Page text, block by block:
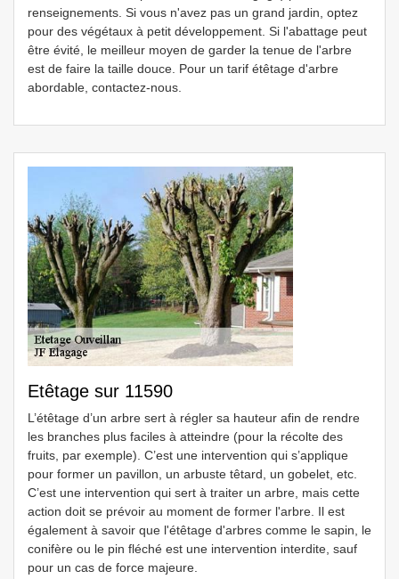
renseignements. Si vous n'avez pas un grand jardin, optez
pour des végétaux à petit développement. Si l'abattage peut
être évité, le meilleur moyen de garder la tenue de l'arbre
est de faire la taille douce. Pour un tarif étêtage d'arbre
abordable, contactez-nous.
Etêtage sur 11590
L’étêtage d’un arbre sert à régler sa hauteur afin de rendre
les branches plus faciles à atteindre (pour la récolte des
fruits, par exemple). C’est une intervention qui s’applique
pour former un pavillon, un arbuste têtard, un gobelet, etc.
C’est une intervention qui sert à traiter un arbre, mais cette
action doit se prévoir au moment de former l'arbre. Il est
également à savoir que l'étêtage d'arbres comme le sapin, le
conifère ou le pin fléché est une intervention interdite, sauf
pour un cas de force majeure.